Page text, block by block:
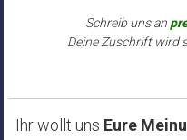
Schreib uns an
Deine Zuschrift wird
Ihr wollt uns Eure